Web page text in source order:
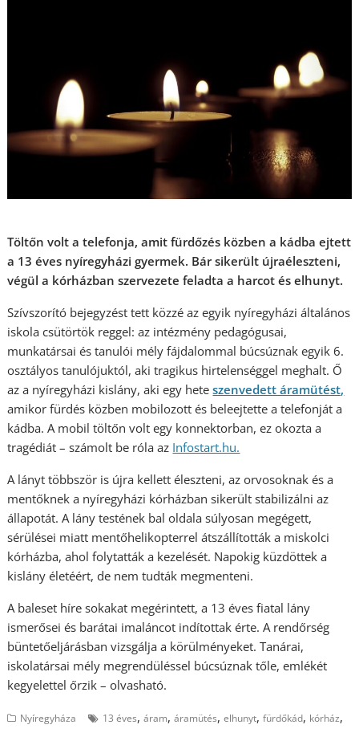
Töltőn volt a telefonja, amit fürdőzés közben a kádba ejtett
a 13 éves nyíregyházi gyermek. Bár sikerült újraéleszteni,
végül a kórházban szervezete feladta a harcot és elhunyt.
Szívszorító bejegyzést tett közzé az egyik nyíregyházi általános
iskola csütörtök reggel: az intézmény pedagógusai,
munkatársai és tanulói mély fájdalommal búcsúznak egyik 6.
osztályos tanulójuktól, aki tragikus hirtelenséggel meghalt. Ő
az a nyíregyházi kislány, aki egy heteszenvedett áramütést,
amikor fürdés közben mobilozott és beleejtette a telefonját a
kádba. A mobil töltőn volt egy konnektorban, ez okozta a
tragédiát – számolt be róla az Infostart.hu.
A lányt többször is újra kellett éleszteni, az orvosoknak és a
mentőknek a nyíregyházi kórházban sikerült stabilizálni az
állapotát. A lány testének bal oldala súlyosan megégett,
sérülései miatt mentőhelikopterrel átszállították a miskolci
kórházba, ahol folytatták a kezelését. Napokig küzdöttek a
kislány életéért, de nem tudták megmenteni.
A baleset híre sokakat megérintett, a 13 éves fiatal lány
ismerősei és barátai imaláncot indítottak érte. A rendőrség
büntetőeljárásban vizsgálja a körülményeket. Tanárai,
iskolatársai mély megrendüléssel búcsúznak tőle, emlékét
kegyelettel őrzik – olvasható.
Nyíregyháza 13 éves,áram,áramütés,elhunyt,fürdőkád, kórház,